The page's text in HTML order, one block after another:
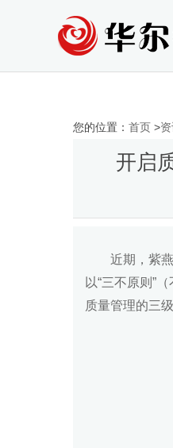
您的位置： 首页 >
开启
近期，紫
以“三不原则”
质量管理的三级